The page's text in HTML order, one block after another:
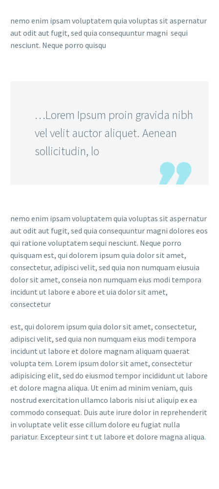
nemo enim ipsam voluptatem quia voluptas sit aspernatur
aut odit aut fugit, sed quia consequuntur magni sequi
nesciunt. Neque porro quisqu
…Lorem Ipsum proin gravida nibh
vel velit auctor aliquet. Aenean
sollicitudin, lo
nemo enim ipsam voluptatem quia voluptas sit aspernatur
aut odit aut fugit, sed quia consequuntur magni dolores eos
qui ratione voluptatem sequi nesciunt. Neque porro
quisquam est, qui dolorem ipsum quia dolor sit amet,
consectetur, adipisci velit, sed quia non numquam eiusuia
dolor sit amet, conseia non numquam eius modi tempora
incidunt ut labore e abore et uia dolor sit amet,
consectetur
est, qui dolorem ipsum quia dolor sit amet, consectetur,
adipisci velit, sed quia non numquam eius modi tempora
incidunt ut labore et dolore magnam aliquam quaerat
volupta tem. Lorem ipsum dolor sit amet, consectetur
adipisicing elit, sed do eiusmod tempor incididunt ut labore
et dolore magna aliqua. Ut enim ad minim veniam, quis
nostrud exercitation ullamco laboris nisi ut aliquip ex ea
commodo consequat. Duis aute irure dolor in reprehenderit
in voluptate velit esse cillum dolore eu fugiat nulla
pariatur. Excepteur sint t ut labore et dolore magna aliqua.